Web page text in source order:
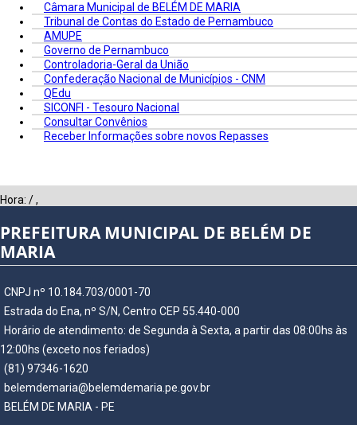
Câmara Municipal de BELÉM DE MARIA
Tribunal de Contas do Estado de Pernambuco
AMUPE
Governo de Pernambuco
Controladoria-Geral da União
Confederação Nacional de Municípios - CNM
QEdu
SICONFI - Tesouro Nacional
Consultar Convênios
Receber Informações sobre novos Repasses
Hora: /,
PREFEITURA MUNICIPAL DE BELÉM DE
MARIA
CNPJ nº 10.184.703/0001-70
Estrada do Ena, nº S/N, Centro CEP 55.440-000
Horário de atendimento: de Segunda à Sexta, a partir das 08:00hs às
12:00hs (exceto nos feriados)
(81) 97346-1620
belemdemaria@belemdemaria.pe.gov.br
BELÉM DE MARIA - PE